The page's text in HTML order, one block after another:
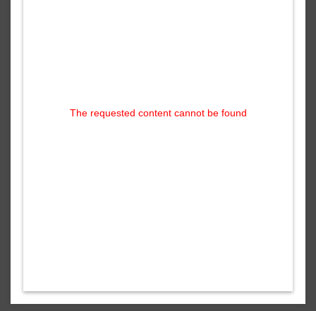
The requested content cannot be found